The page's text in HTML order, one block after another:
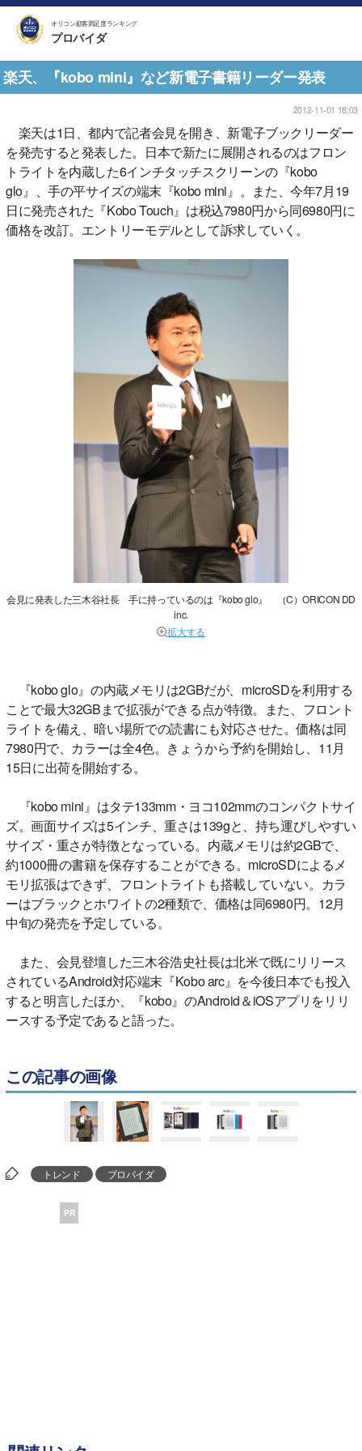
オリコン顧客満足度ランキング
プロバイダ
楽天、『kobo mini』など新電子書籍リーダー発表
2012-11-01 18:03
楽天は1日、都内で記者会見を開き、新電子ブックリーダー
を発売すると発表した。日本で新たに展開されるのはフロン
トライトを内蔵した6インチタッチスクリーンの『kobo
glo』、手の平サイズの端末『kobo mini』。また、今年7月19
日に発売された『Kobo Touch』は税込7980円から同6980円に
価格を改訂。エントリーモデルとして訴求していく。
会見に発表した三木谷社長 手に持っているのは『kobo glo』 （C）ORICON DD
inc.
拡大する
『kobo glo』の内蔵メモリは2GBだが、microSDを利用する
ことで最大32GBまで拡張ができる点が特徴。また、フロント
ライトを備え、暗い場所での読書にも対応させた。価格は同
7980円で、カラーは全4色。きょうから予約を開始し、11月
15日に出荷を開始する。
『kobo mini』はタテ133mm・ヨコ102mmのコンパクトサイ
ズ。画面サイズは5インチ、重さは139gと、持ち運びしやすい
サイズ・重さが特徴となっている。内蔵メモリは約2GBで、
約1000冊の書籍を保存することができる。microSDによるメ
モリ拡張はできず、フロントライトも搭載していない。カラ
ーはブラックとホワイトの2種類で、価格は同6980円。12月
中旬の発売を予定している。
また、会見登壇した三木谷浩史社長は北米で既にリリース
されているAndroid対応端末『Kobo arc』を今後日本でも投入
すると明言したほか、『kobo』のAndroid＆iOSアプリをリリ
ースする予定であると語った。
この記事の画像
トレンド プロバイダ
PR